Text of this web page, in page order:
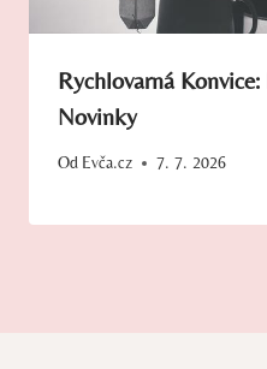
Rychlovarná
Novinky
Od Evča.cz 7. 7. 2026